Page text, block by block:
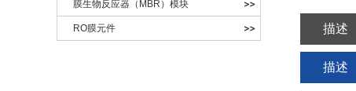
描述
描述
膜生物反应器（MBR）模块
RO膜元件